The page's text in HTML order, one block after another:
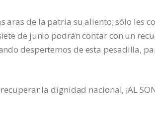
aras de la patria su aliento; sólo les
de junio podrán contar con un
despertemos de esta pesadilla,
la dignidad nacional, ¡AL